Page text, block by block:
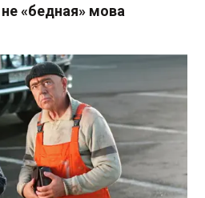
«бедная» мова